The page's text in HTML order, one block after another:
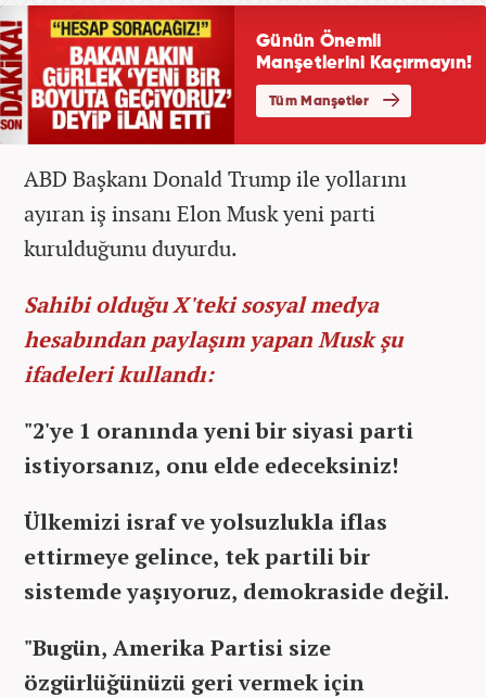
ABD Başkanı Donald Trump ile yollarını
ayıran iş insanı Elon Musk yeni parti
kurulduğunu duyurdu.
Sahibi olduğu X'teki sosyal medya
hesabından paylaşım yapan Musk şu
ifadeleri kullandı:
"2'ye 1 oranında yeni bir siyasi parti
istiyorsanız, onu elde edeceksiniz!
Ülkemizi israf ve yolsuzlukla iflas
ettirmeye gelince, tek partili bir
sistemde yaşıyoruz, demokraside değil.
"Bugün, Amerika Partisi size
özgürlüğünüzü geri vermek için